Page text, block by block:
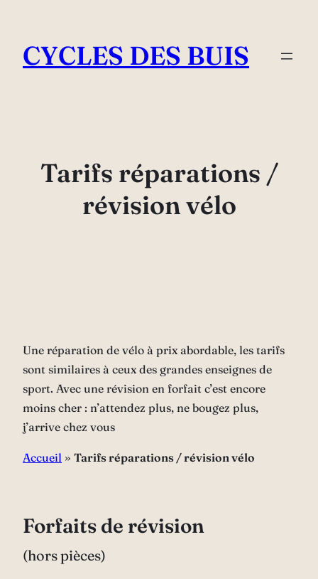
contenu
CYCLES DES BUIS
Tarifs réparations /
révision vélo
Une réparation de vélo à prix abordable, les tarifs
sont similaires à ceux des grandes enseignes de
sport. Avec une révision en forfait c’est encore
moins cher : n’attendez plus, ne bougez plus,
j’arrive chez vous
Accueil » Tarifs réparations / révision vélo
Forfaits de révision
(hors pièces)